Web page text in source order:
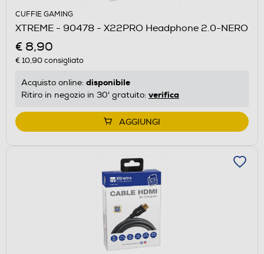
CUFFIE GAMING
XTREME - 90478 - X22PRO Headphone 2.0-NERO
€ 8,90
€ 10,90consigliato
Acquisto online: disponibile
Ritiro in negozio in 30' gratuito: verifica
AGGIUNGI